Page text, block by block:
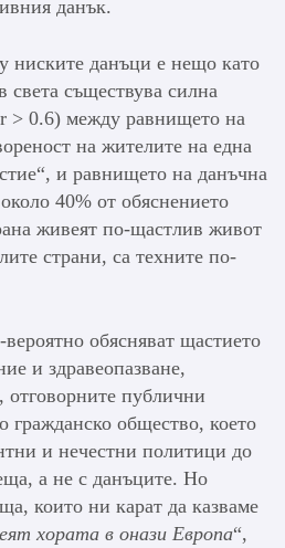
данък.
ниските данъци е нещо като
света съществува силна
> 0.6) между равнището на
на жителите на една
и равнището на данъчна
40% от обяснението
живеят по-щастлив живот
страни, са техните по-
обясняват щастието
и здравеопазване,
публични
гражданско общество, което
и нечестни политици до
а не с данъците. Но
които ни карат да казваме
хората в онази Европа“,